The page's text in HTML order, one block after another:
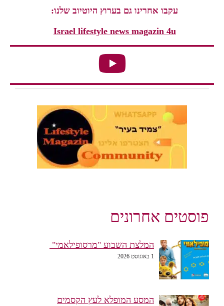
עקבו אחרינו גם בערוץ היוטיוב שלנו:
Israel lifestyle news magazin 4u
פוסטים אחרונים
המלצת השבוע "מרסופילאמי"
1 באוגוסט 2026
המסע המופלא לעץ הקסמים